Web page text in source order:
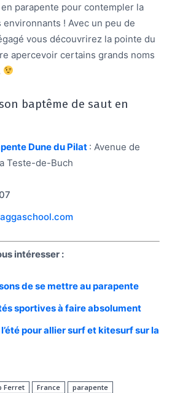
parapente pour contempler la
environnants ! Avec un peu de
vous découvrirez la pointe du
apercevoir certains grands noms
baptême de saut en
Dune du Pilat : Avenue de
Teste-de-Buch
intéresser :
de se mettre au parapente
sportives à faire absolument
pour allier surf et kitesurf sur la
Ferret France parapente